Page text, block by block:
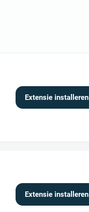
Extensie installeren
Extensie installeren